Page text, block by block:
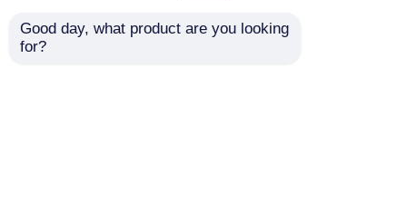
Good day, what product are you looking
for?